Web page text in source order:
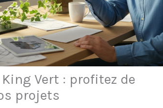
Vert : profitez de
projets